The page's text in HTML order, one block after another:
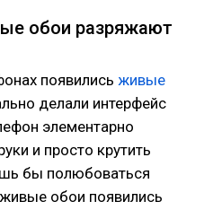
обои разряжают
появились живые
делали интерфейс
элементарно
и просто крутить
бы полюбоваться
обои появились